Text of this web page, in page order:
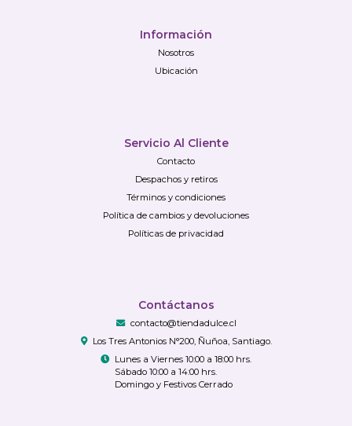
Información
Nosotros
Ubicación
Servicio Al Cliente
Contacto
Despachos y retiros
Términos y condiciones
Política de cambios y devoluciones
Políticas de privacidad
Contáctanos
contacto@tiendadulce.cl
Los Tres Antonios N°200, Ñuñoa, Santiago.
Lunes a Viernes 10:00 a 18:00 hrs.
Sábado 10:00 a 14:00 hrs.
Domingo y Festivos Cerrado